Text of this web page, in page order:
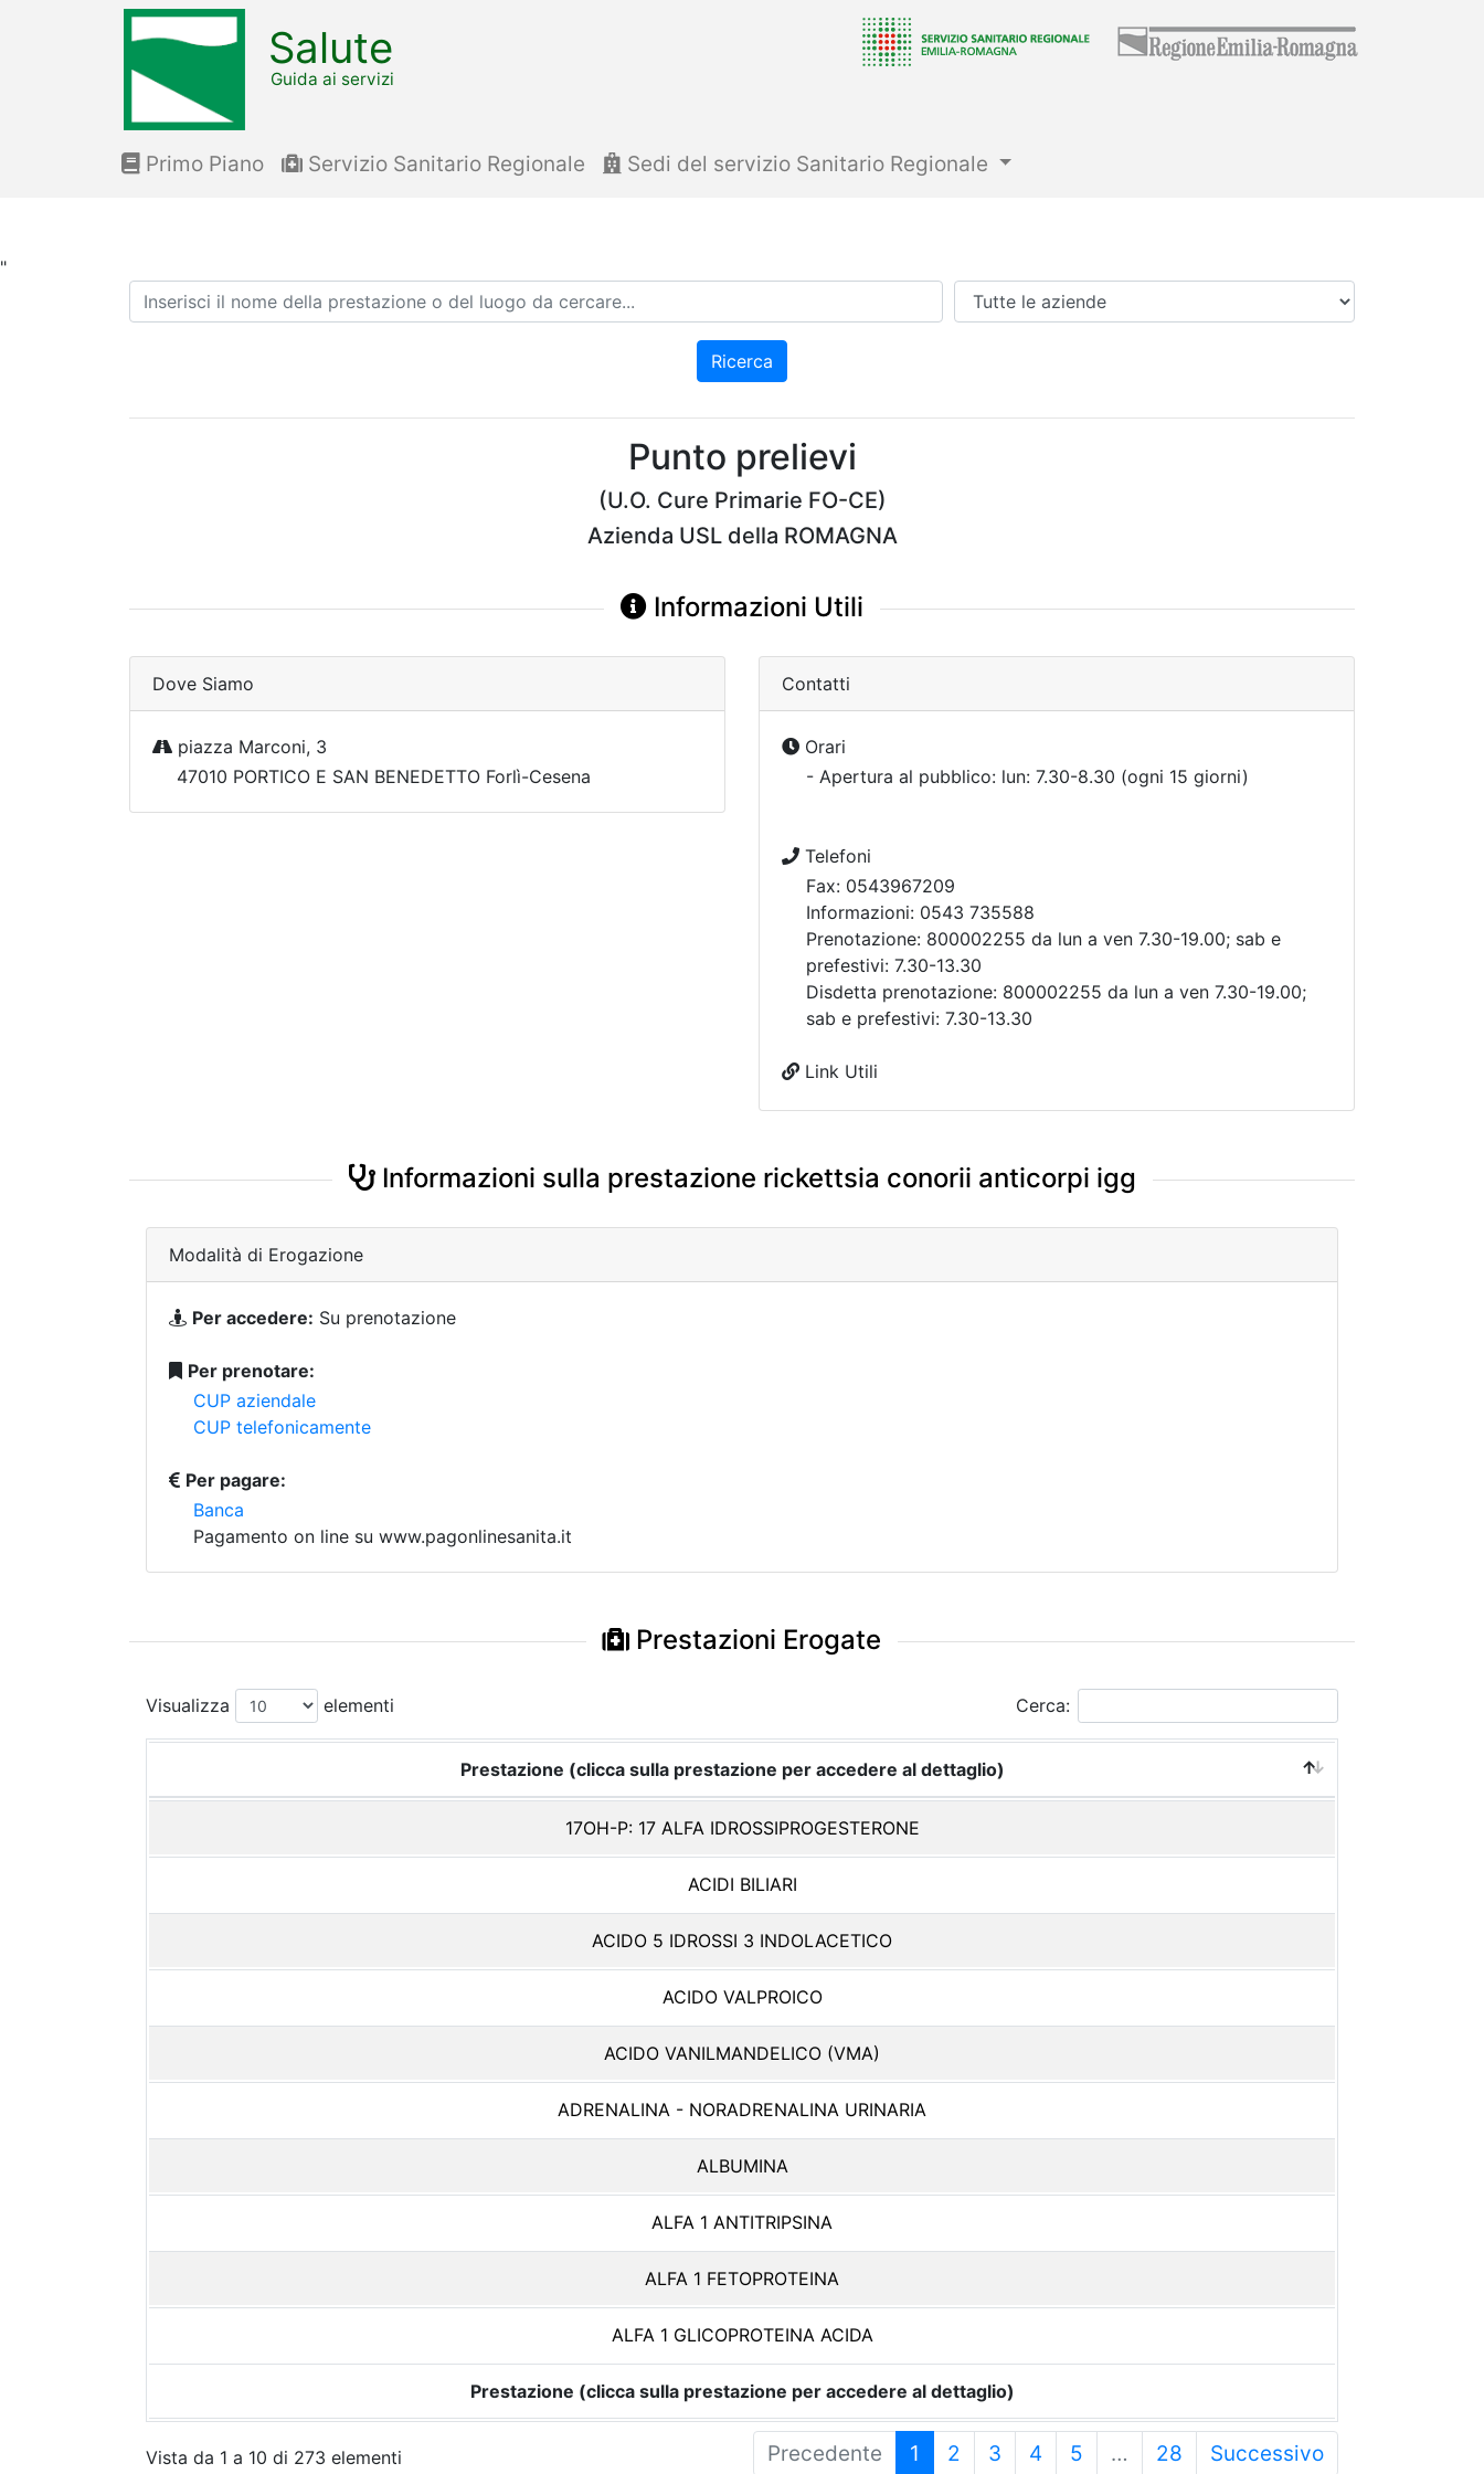
"
Salute
Guida ai servizi
Primo Piano Servizio Sanitario Regionale Sedi del servizio Sanitario Regionale
Ricerca Azienda
Ricerca
Punto prelievi
(U.O. Cure Primarie FO-CE)
Azienda USL della ROMAGNA
Informazioni Utili
Dove Siamo
piazza Marconi, 3
47010 PORTICO E SAN BENEDETTO Forlì-Cesena
Contatti
Orari
- Apertura al pubblico: lun: 7.30-8.30 (ogni 15 giorni)
Telefoni
Fax: 0543967209
Informazioni: 0543 735588
Prenotazione: 800002255 da lun a ven 7.30-19.00; sab e
prefestivi: 7.30-13.30
Disdetta prenotazione: 800002255 da lun a ven 7.30-19.00;
sab e prefestivi: 7.30-13.30
Link Utili
Informazioni sulla prestazione rickettsia conorii anticorpi igg
Modalità di Erogazione
Per accedere: Su prenotazione
Per prenotare:
CUP aziendale
CUP telefonicamente
Per pagare:
Banca
Pagamento on line su www.pagonlinesanita.it
Prestazioni Erogate
Visualizza elementi Cerca:
Prestazione (clicca sulla prestazione per accedere al dettaglio)
17OH-P: 17 ALFA IDROSSIPROGESTERONE
ACIDI BILIARI
ACIDO 5 IDROSSI 3 INDOLACETICO
ACIDO VALPROICO
ACIDO VANILMANDELICO (VMA)
ADRENALINA - NORADRENALINA URINARIA
ALBUMINA
ALFA 1 ANTITRIPSINA
ALFA 1 FETOPROTEINA
ALFA 1 GLICOPROTEINA ACIDA
Prestazione (clicca sulla prestazione per accedere al dettaglio)
Vista da 1 a 10 di 273 elementi Precedente 1 2 3 4 5 … 28 Successivo